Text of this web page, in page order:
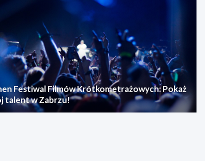
Festiwal Filmów Krótkometrażowych: Pokaż
talent w Zabrzu!